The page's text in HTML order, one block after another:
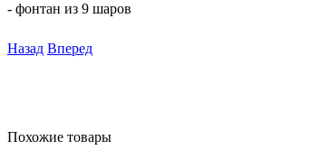
- фонтан из 9 шаров
Назад Вперед
Похожие товары